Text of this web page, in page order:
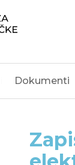
Dokumenti